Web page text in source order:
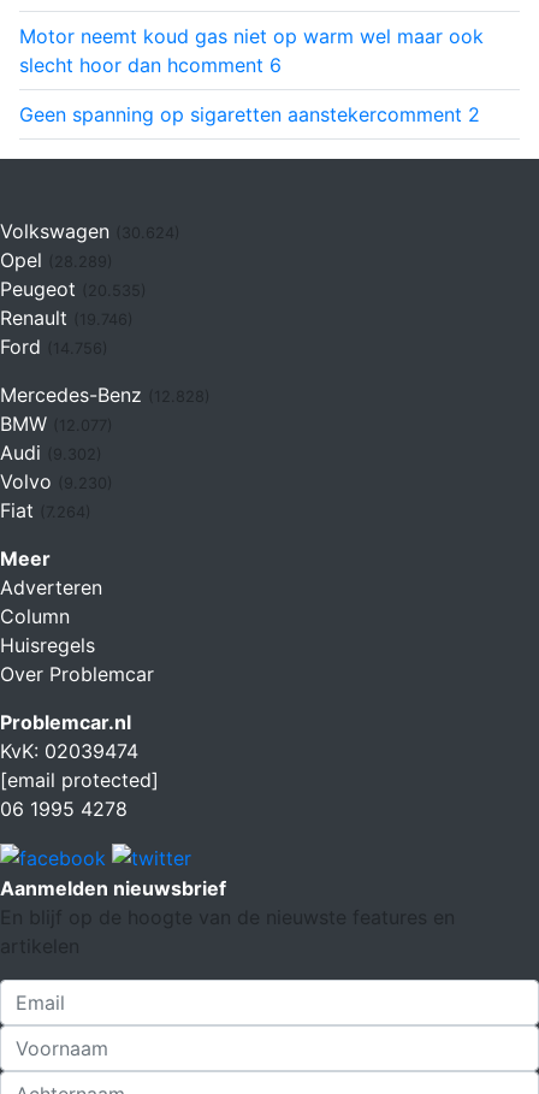
Motor neemt koud gas niet op warm wel maar ook
slecht hoor dan hcomment 6
Geen spanning op sigaretten aanstekercomment 2
Volkswagen (30.624)
Opel
Peugeot
Renault (19.746)
Ford (14.756)
Mercedes-Benz
BMW
Audi
Volvo
Fiat (7.264)
Meer
Adverteren
Column
Huisregels
Over Problemcar
Problemcar.nl
KvK: 02039474
[email protected]
06 1995 4278
Aanmelden nieuwsbrief
En blijf op de hoogte van de nieuwste features en
artikelen